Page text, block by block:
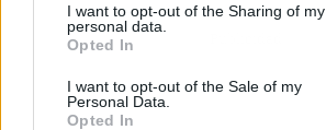
I want to opt-out of the Sharing of my
personal data.
Opted In
I want to opt-out of the Sale of my
Personal Data.
Opted In